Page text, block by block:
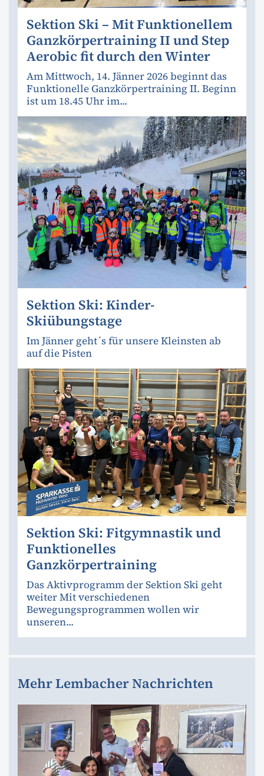
Sektion Ski – Mit Funktionellem
Ganzkörpertraining II und Step
Aerobic fit durch den Winter
Am Mittwoch, 14. Jänner 2026 beginnt das
Funktionelle Ganzkörpertraining II. Beginn
ist um 18.45 Uhr im...
Sektion Ski: Kinder-
Skiübungstage
Im Jänner geht´s für unsere Kleinsten ab
auf die Pisten
Sektion Ski: Fitgymnastik und
Funktionelles
Ganzkörpertraining
Das Aktivprogramm der Sektion Ski geht
weiter Mit verschiedenen
Bewegungsprogrammen wollen wir
unseren...
Mehr Lembacher Nachrichten